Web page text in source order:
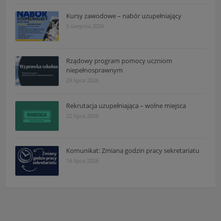
Kursy zawodowe – nabór uzupełniający
5 sierpnia 2026
Rządowy program pomocy uczniom
niepełnosprawnym
29 lipca 2026
Rekrutacja uzupełniająca – wolne miejsca
22 lipca 2026
Komunikat: Zmiana godzin pracy sekretariatu
16 lipca 2026